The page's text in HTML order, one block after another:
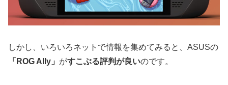
しかし、いろいろネットで情報を集めてみると、ASUSの
「ROG Ally」 がすこぶる評判が良いのです。